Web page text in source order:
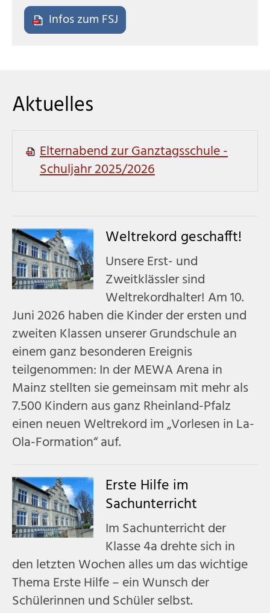
Infos zum FSJ
Aktuelles
Elternabend zur Ganztagsschule -
Schuljahr 2025/2026
Weltrekord geschafft!
Unsere Erst- und
Zweitklässler sind
Weltrekordhalter! Am 10.
Juni 2026 haben die Kinder der ersten und
zweiten Klassen unserer Grundschule an
einem ganz besonderen Ereignis
teilgenommen: In der MEWA Arena in
Mainz stellten sie gemeinsam mit mehr als
7.500 Kindern aus ganz Rheinland-Pfalz
einen neuen Weltrekord im „Vorlesen in La-
Ola-Formation“ auf.
Erste Hilfe im
Sachunterricht
Im Sachunterricht der
Klasse 4a drehte sich in
den letzten Wochen alles um das wichtige
Thema Erste Hilfe – ein Wunsch der
Schülerinnen und Schüler selbst.